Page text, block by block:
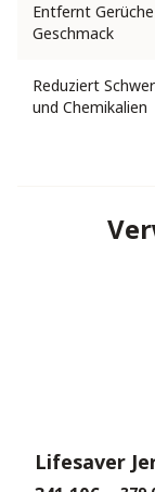
Entfernt
Geschmack
Reduziert
und Chemikalien
Lifesaver